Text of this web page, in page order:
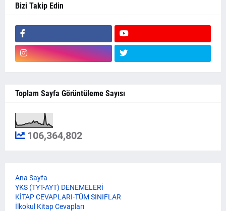
Bizi Takip Edin
Toplam Sayfa Görüntüleme Sayısı
106,364,802
Ana Sayfa
YKS (TYT-AYT) DENEMELERİ
KİTAP CEVAPLARI-TÜM SINIFLAR
İlkokul Kitap Cevapları